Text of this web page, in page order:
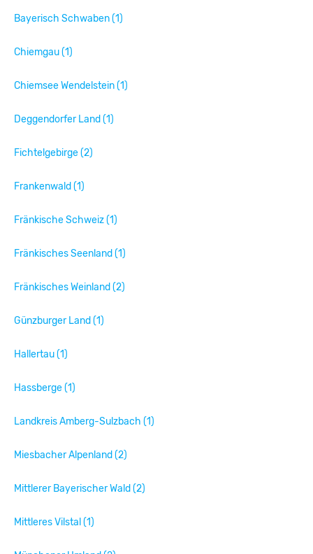
Bayerisch Schwaben (1)
Chiemgau (1)
Chiemsee Wendelstein (1)
Deggendorfer Land (1)
Fichtelgebirge (2)
Frankenwald (1)
Fränkische Schweiz (1)
Fränkisches Seenland (1)
Fränkisches Weinland (2)
Günzburger Land (1)
Hallertau (1)
Hassberge (1)
Landkreis Amberg-Sulzbach (1)
Miesbacher Alpenland (2)
Mittlerer Bayerischer Wald (2)
Mittleres Vilstal (1)